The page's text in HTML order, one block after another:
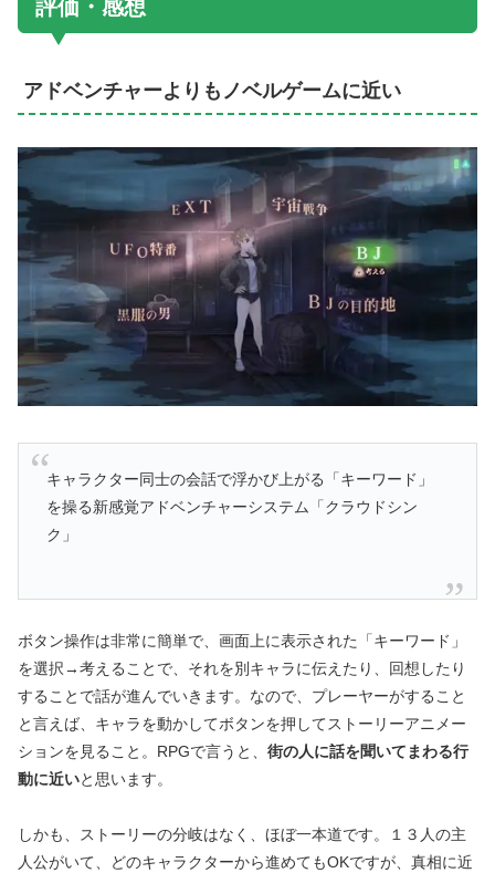
評価・感想
アドベンチャーよりもノベルゲームに近い
キャラクター同士の会話で浮かび上がる「キーワード」
を操る新感覚アドベンチャーシステム「クラウドシン
ク」
ボタン操作は非常に簡単で、画面上に表示された「キーワード」
を選択→考えることで、それを別キャラに伝えたり、回想したり
することで話が進んでいきます。なので、プレーヤーがすること
と言えば、キャラを動かしてボタンを押してストーリーアニメー
ションを見ること。RPGで言うと、 街の人に話を聞いてまわる行
動に近いと思います。
しかも、ストーリーの分岐はなく、ほぼ一本道です。１３人の主
人公がいて、どのキャラクターから進めてもOKですが、真相に近